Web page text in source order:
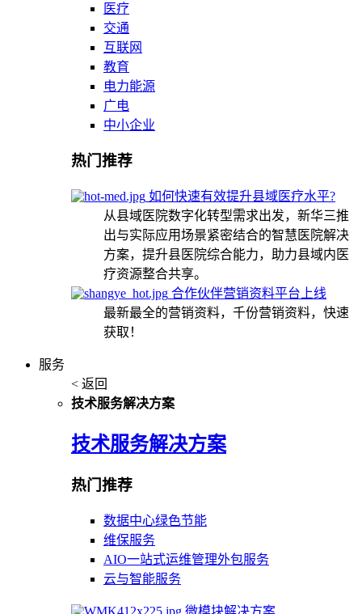
医疗
交通
互联网
教育
电力能源
广电
中小企业
热门推荐
如何快速有效提升县域医疗水平?
从县域医院数字化转型需求出发，新华三推
出与实际应用场景紧密结合的智慧医院解决
方案，提升县医院综合能力，助力县域内医
疗资源整合共享。
合作伙伴营销资料平台上线
最新最全的营销资料，千份营销资料，快速
获取！
服务
< 返回
技术服务解决方案
技术服务解决方案
热门推荐
数据中心绿色节能
维保服务
AIO一站式运维管理外包服务
云与智能服务
微模块解决方案